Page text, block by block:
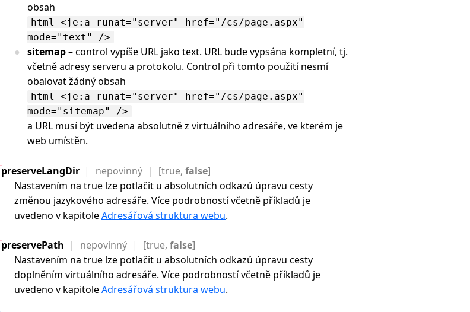
obsah
html <je:a runat="server" href="/cs/page.aspx"
mode="text" />
sitemap– control vypíše URL jako text. URL bude vypsána kompletní, tj.
včetně adresy serveru a protokolu. Control při tomto použití nesmí
obalovat žádný obsah
html <je:a runat="server" href="/cs/page.aspx"
mode="sitemap" />
a URL musí být uvedena absolutně z virtuálního adresáře, ve kterém je
web umístěn.
preserveLangDir nepovinný [true,false]
Nastavením na true lze potlačit u absolutních odkazů úpravu cesty
změnou jazykového adresáře. Více podrobností včetně příkladů je
uvedeno v kapitoleAdresářová struktura webu.
preservePath nepovinný [true,false]
Nastavením na true lze potlačit u absolutních odkazů úpravu cesty
doplněním virtuálního adresáře. Více podrobností včetně příkladů je
uvedeno v kapitoleAdresářová struktura webu.